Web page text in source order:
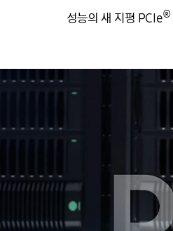
성능의 새 지평 PCIe®